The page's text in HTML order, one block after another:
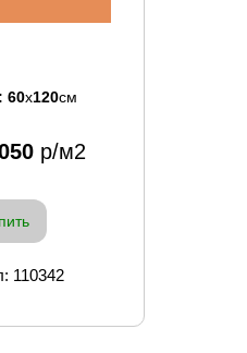
60x120см
р/м2
110342